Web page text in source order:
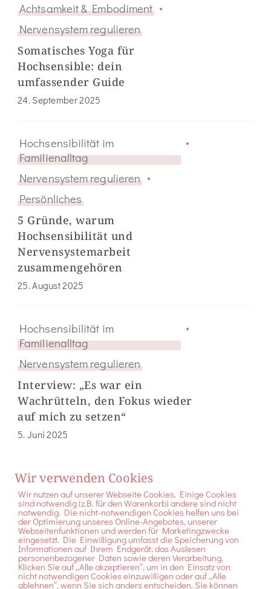
Achtsamkeit & Embodiment
Nervensystem regulieren
Somatisches Yoga für
Hochsensible: dein
umfassender Guide
24. September 2025
Hochsensibilität im
Familienalltag
Nervensystem regulieren
Persönliches
5 Gründe, warum
Hochsensibilität und
Nervensystemarbeit
zusammengehören
25. August 2025
Hochsensibilität im
Familienalltag
Nervensystem regulieren
Interview: „Es war ein
Wachrütteln, den Fokus wieder
auf mich zu setzen“
5. Juni 2025
Folge mir auf Instagram
Wir verwenden Cookies
Wir nutzen auf unserer Webseite Cookies. Einige Cookies
sind notwendig (z.B. für den Warenkorb) andere sind nicht
notwendig. Die nicht-notwendigen Cookies helfen uns bei
der Optimierung unseres Online-Angebotes, unserer
Webseitenfunktionen und werden für Marketingzwecke
eingesetzt. Die Einwilligung umfasst die Speicherung von
Informationen auf Ihrem Endgerät, das Auslesen
personenbezogener Daten sowie deren Verarbeitung.
Klicken Sie auf „Alle akzeptieren“, um in den Einsatz von
nicht notwendigen Cookies einzuwilligen oder auf „Alle
ablehnen“, wenn Sie sich anders entscheiden. Sie können